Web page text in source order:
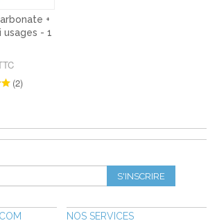
+
- 1
(2)
S'INSCRIRE
NOS SERVICES